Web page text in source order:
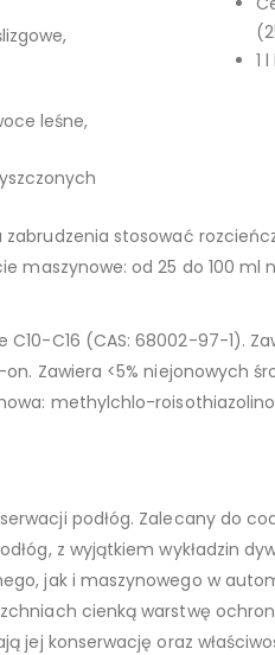
leśne,
1
stosować
maszynowe: od 25 do 100 ml
C10-C16 (CAS: 68002-97-1).
Zawiera <5% niejonowych
methylchlo-
podłóg. Zalecany do
z wyjątkiem wykładzin
jak i maszynowego w
cienką warstwę
jej konserwację oraz